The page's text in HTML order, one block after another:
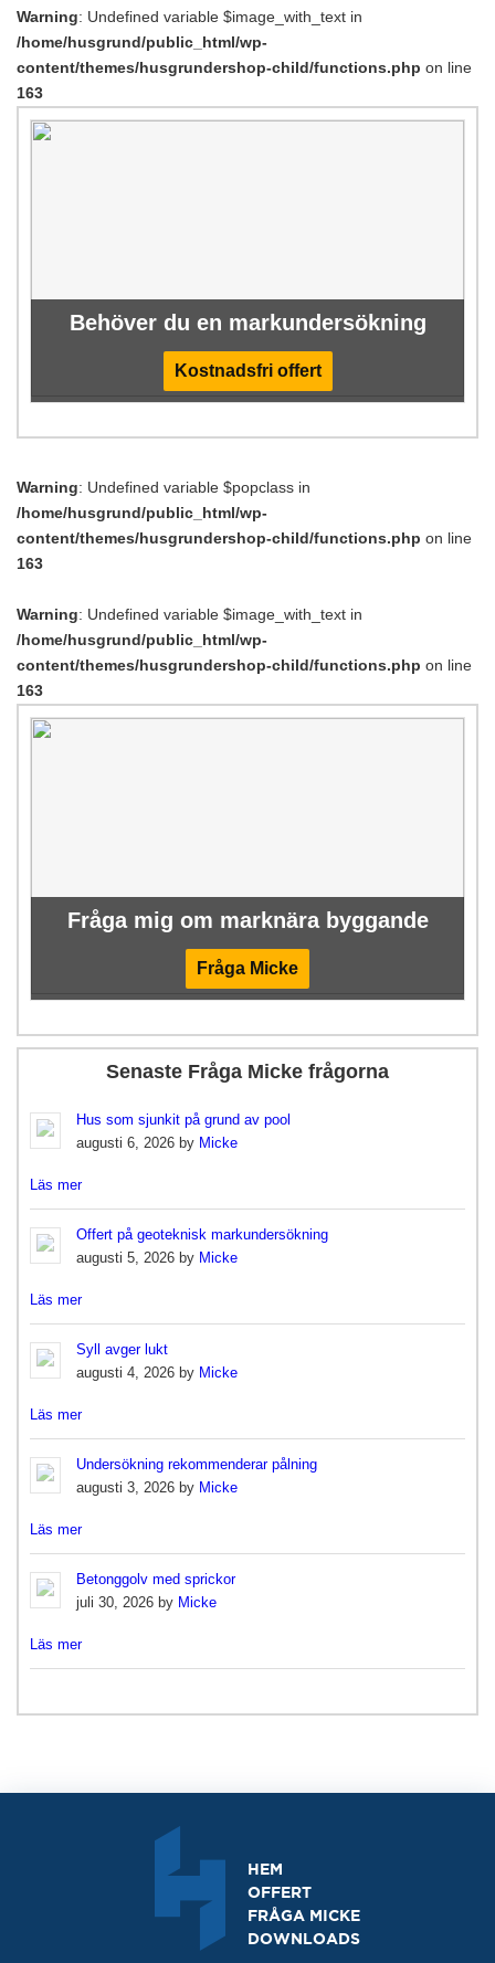
Warning: Undefined variable $image_with_text in
/home/husgrund/public_html/wp-
content/themes/husgrundershop-child/functions.php on line
163
Behöver du en markundersökning
Kostnadsfri offert
Warning: Undefined variable $popclass in
/home/husgrund/public_html/wp-
content/themes/husgrundershop-child/functions.php on line
163
Warning: Undefined variable $image_with_text in
/home/husgrund/public_html/wp-
content/themes/husgrundershop-child/functions.php on line
163
Fråga mig om marknära byggande
Fråga Micke
Senaste Fråga Micke frågorna
Hus som sjunkit på grund av pool
augusti 6, 2026 by Micke
Läs mer
Offert på geoteknisk markundersökning
augusti 5, 2026 by Micke
Läs mer
Syll avger lukt
augusti 4, 2026 by Micke
Läs mer
Undersökning rekommenderar pålning
augusti 3, 2026 by Micke
Läs mer
Betonggolv med sprickor
juli 30, 2026 by Micke
Läs mer
HEM
OFFERT
FRÅGA MICKE
DOWNLOADS